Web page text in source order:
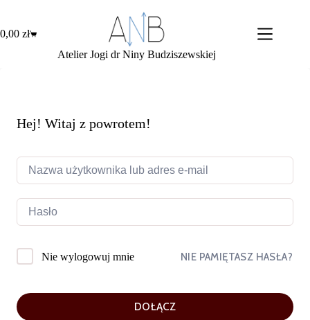
treści
Koszyk
0,00 zł
Atelier Jogi dr Niny Budziszewskiej
Hej! Witaj z powrotem!
Nie wylogowuj mnie NIE PAMIĘTASZ HASŁA?
DOŁĄCZ